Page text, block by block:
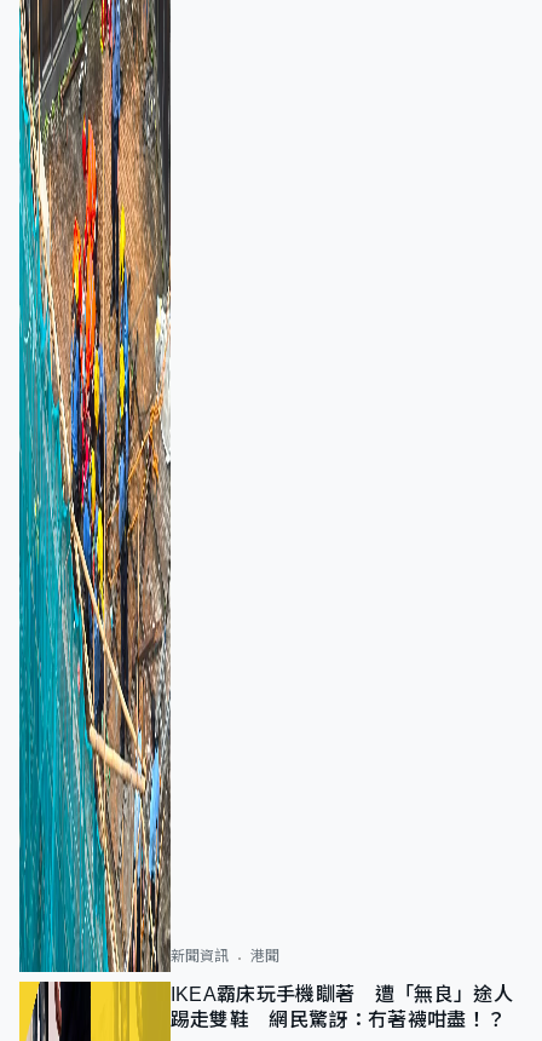
新聞資訊 港聞
IKEA霸床玩手機瞓著 遭「無良」途人
踢走雙鞋 網民驚訝：冇著襪咁盡！？